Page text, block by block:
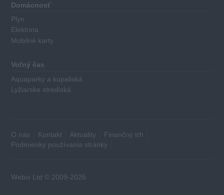
základného
vstupného
a
najvyššia
Dĺžka
Účel
Domácnosť
Plyn
Elektrina
Mobilné karty
Voľný čas
Aquaparky a kúpaliská
Lyžiarske strediská
O nás Kontakt Aktuality
Finančný trh
Podmienky používania stránky
Webix Ltd © 2009-2026